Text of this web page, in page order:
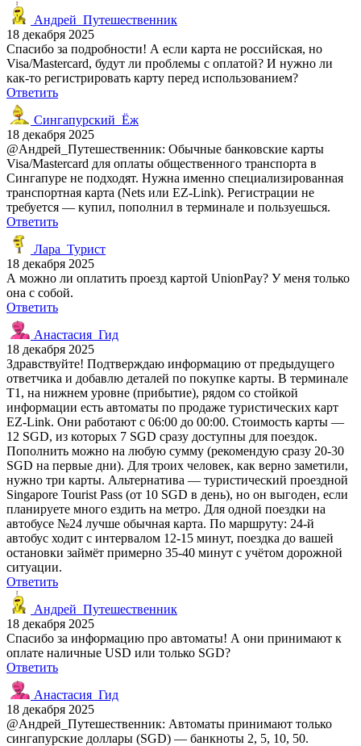
Андрей_Путешественник
18 декабря 2025
Спасибо за подробности! А если карта не российская, но
Visa/Mastercard, будут ли проблемы с оплатой? И нужно ли
как-то регистрировать карту перед использованием?
Ответить
Сингапурский_Ёж
18 декабря 2025
@Андрей_Путешественник: Обычные банковские карты
Visa/Mastercard для оплаты общественного транспорта в
Сингапуре не подходят. Нужна именно специализированная
транспортная карта (Nets или EZ-Link). Регистрации не
требуется — купил, пополнил в терминале и пользуешься.
Ответить
Лара_Турист
18 декабря 2025
А можно ли оплатить проезд картой UnionPay? У меня только
она с собой.
Ответить
Анастасия_Гид
18 декабря 2025
Здравствуйте! Подтверждаю информацию от предыдущего
ответчика и добавлю деталей по покупке карты. В терминале
T1, на нижнем уровне (прибытие), рядом со стойкой
информации есть автоматы по продаже туристических карт
EZ-Link. Они работают с 06:00 до 00:00. Стоимость карты —
12 SGD, из которых 7 SGD сразу доступны для поездок.
Пополнить можно на любую сумму (рекомендую сразу 20-30
SGD на первые дни). Для троих человек, как верно заметили,
нужно три карты. Альтернатива — туристический проездной
Singapore Tourist Pass (от 10 SGD в день), но он выгоден, если
планируете много ездить на метро. Для одной поездки на
автобусе №24 лучше обычная карта. По маршруту: 24-й
автобус ходит с интервалом 12-15 минут, поездка до вашей
остановки займёт примерно 35-40 минут с учётом дорожной
ситуации.
Ответить
Андрей_Путешественник
18 декабря 2025
Спасибо за информацию про автоматы! А они принимают к
оплате наличные USD или только SGD?
Ответить
Анастасия_Гид
18 декабря 2025
@Андрей_Путешественник: Автоматы принимают только
сингапурские доллары (SGD) — банкноты 2, 5, 10, 50.